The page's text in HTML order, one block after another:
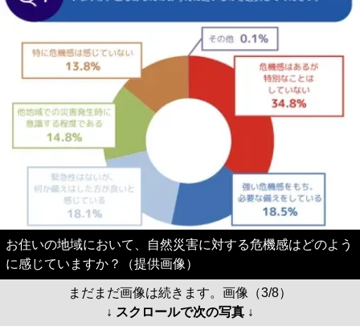
お住いの地域において、自然災害に対する危機感はどのよう
に感じていますか？（提供画像）
まだまだ画像は続きます。画像（3/8）
↓ スクロールで次の写真 ↓